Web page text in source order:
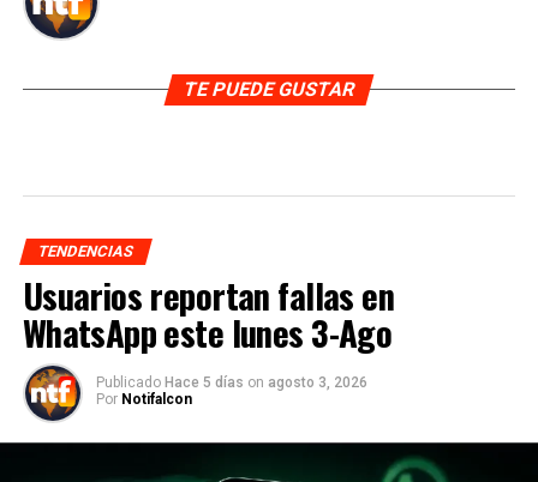
TE PUEDE GUSTAR
TENDENCIAS
Usuarios reportan fallas en
WhatsApp este lunes 3-Ago
Publicado Hace 5 días on agosto 3, 2026
Por Notifalcon